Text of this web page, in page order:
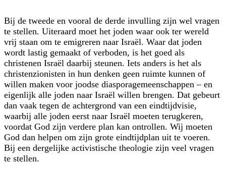
Bij de tweede en vooral de derde invulling zijn wel vragen
te stellen. Uiteraard moet het joden waar ook ter wereld
vrij staan om te emigreren naar Israël. Waar dat joden
wordt lastig gemaakt of verboden, is het goed als
christenen Israël daarbij steunen. Iets anders is het als
christenzionisten in hun denken geen ruimte kunnen of
willen maken voor joodse diasporagemeenschappen – en
eigenlijk alle joden naar Israël willen brengen. Dat gebeurt
dan vaak tegen de achtergrond van een eindtijdvisie,
waarbij alle joden eerst naar Israël moeten terugkeren,
voordat God zijn verdere plan kan ontrollen. Wij moeten
God dan helpen om zijn grote eindtijdplan uit te voeren.
Bij een dergelijke activistische theologie zijn veel vragen
te stellen.